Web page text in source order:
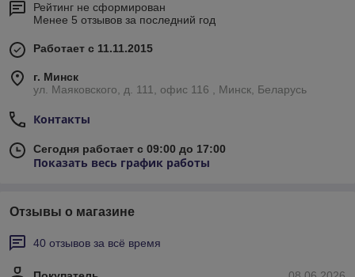
Рейтинг не сформирован
Менее 5 отзывов за последний год
Работает с 11.11.2015
г. Минск
ул. Маяковского, д. 111, офис 116 , Минск, Беларусь
Контакты
Сегодня работает с 09:00 до 17:00
Показать весь график работы
Отзывы о магазине
40 отзывов за всё время